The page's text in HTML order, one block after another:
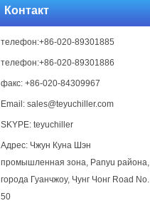
Контакт
телефон:+86-020-89301885
телефон:+86-020-89301886
факс: +86-020-84309967
Email: sales@teyuchiller.com
SKYPE: teyuchiller
Адрес: Чжун Куна Шэн
промышленная зона, Panyu района,
города Гуанчжоу, Чунг Чонг Road No.
50